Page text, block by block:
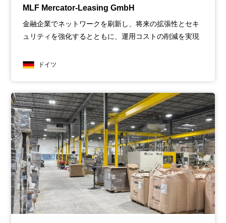
MLF Mercator-Leasing GmbH
金融企業でネットワークを刷新し、将来の拡張性とセキ
ュリティを強化するとともに、運用コストの削減を実現
ドイツ